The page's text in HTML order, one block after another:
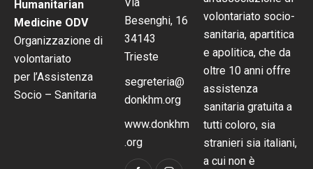
Humanitarian
Medicine ODV
Organizzazione di
volontariato
per l’Assistenza
Socio – Sanitaria
Besenghi, 16
34143
Trieste
segreteria@
donkhm.org
www.donkhm
.org
volontariato socio-
sanitaria, apartitica
e apolitica, che da
oltre 10 anni offre
assistenza
sanitaria gratuita a
tutti coloro, sia
stranieri sia italiani,
a cui non è